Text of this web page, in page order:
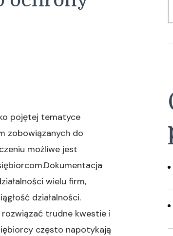
pojętej tematyce
zobowiązanych do
możliwe jest
wielu firm,
działalności.
trudne kwestie i
często napotykają